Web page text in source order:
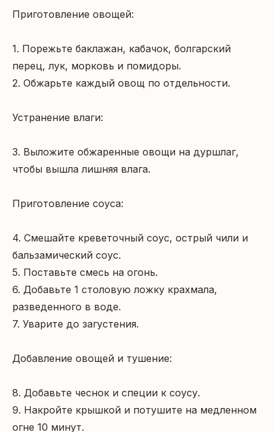
Приготовление овощей:
1. Порежьте баклажан, кабачок, болгарский
перец, лук, морковь и помидоры.
2. Обжарьте каждый овощ по отдельности.
Устранение влаги:
3. Выложите обжаренные овощи на дуршлаг,
чтобы вышла лишняя влага.
Приготовление соуса:
4. Смешайте креветочный соус, острый чили и
бальзамический соус.
5. Поставьте смесь на огонь.
6. Добавьте 1 столовую ложку крахмала,
разведенного в воде.
7. Уварите до загустения.
Добавление овощей и тушение:
8. Добавьте чеснок и специи к соусу.
9. Накройте крышкой и потушите на медленном
огне 10 минут.